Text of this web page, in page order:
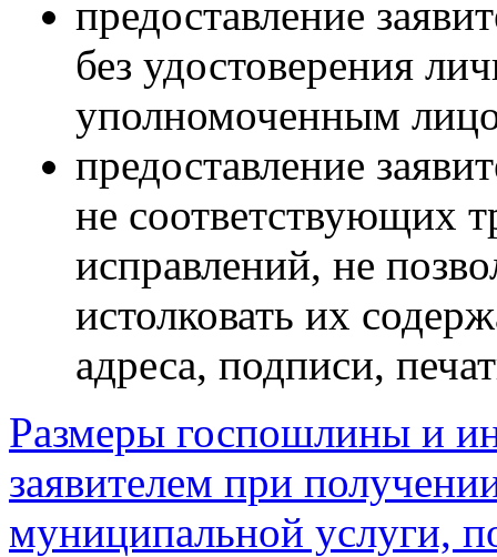
предоставление
без удостоверения
уполномоченным
предоставление
не соответствующих
исправлений, не
истолковать их
адреса, подписи,
Размеры госпошлины и
заявителем при
муниципальной услуги,